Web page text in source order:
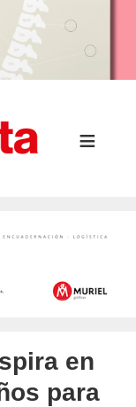
en
para